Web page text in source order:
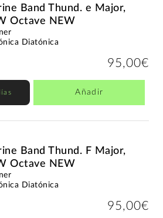
Band Thund. e Major,
Octave NEW
Diatónica
95,00€
Añadir
Band Thund. F Major,
Octave NEW
Diatónica
95,00€